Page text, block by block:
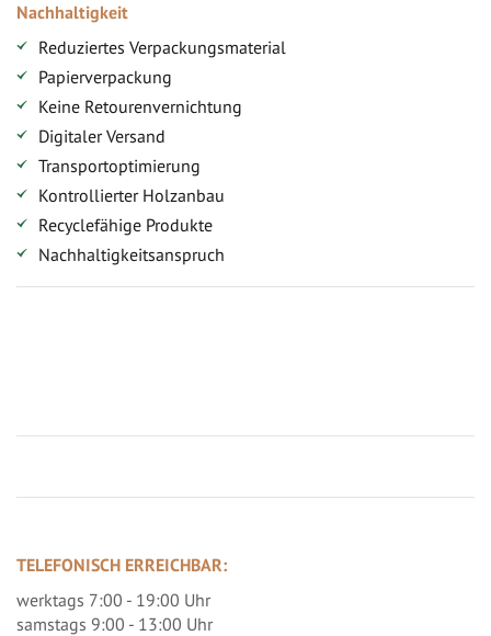
Nachhaltigkeit
Reduziertes Verpackungsmaterial
Papierverpackung
Keine Retourenvernichtung
Digitaler Versand
Transportoptimierung
Kontrollierter Holzanbau
Recyclefähige Produkte
Nachhaltigkeitsanspruch
TELEFONISCH ERREICHBAR:
werktags 7:00 - 19:00 Uhr
samstags 9:00 - 13:00 Uhr